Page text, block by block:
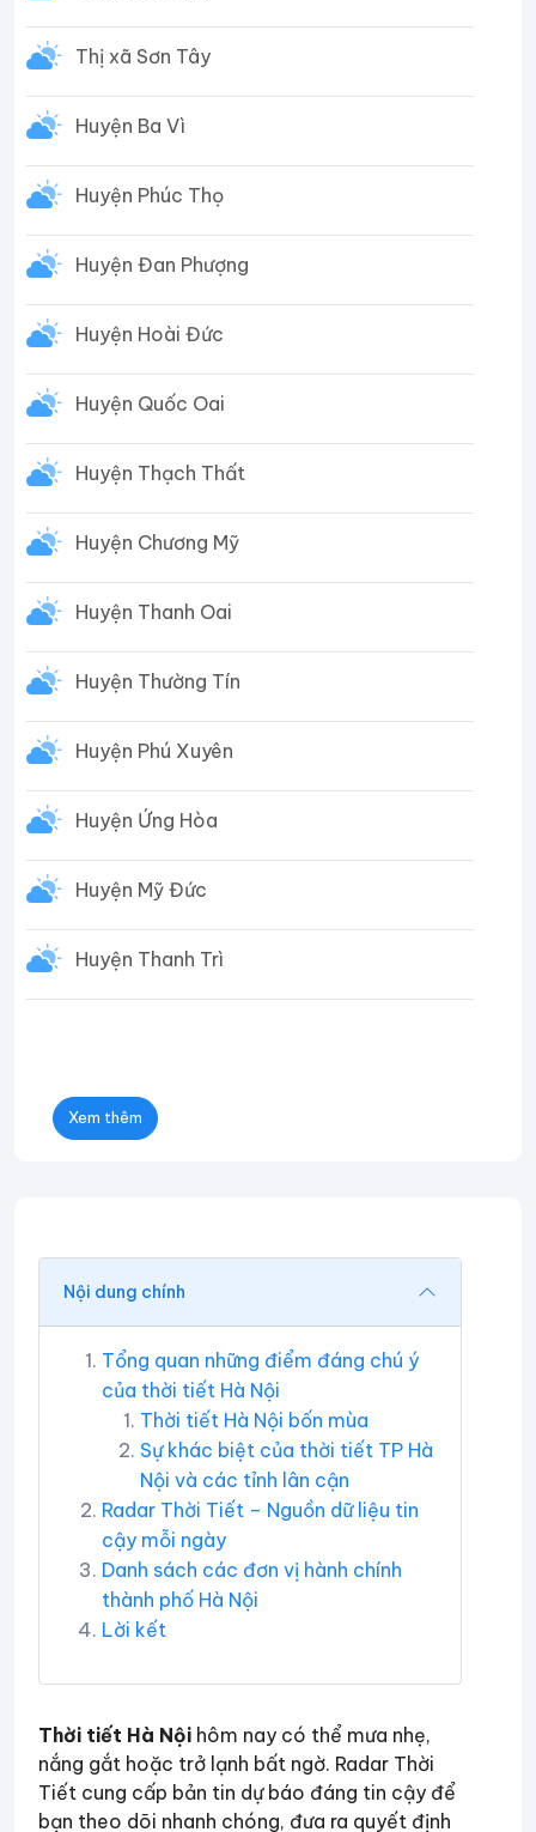
Thị xã Sơn Tây
Huyện Ba Vì
Huyện Phúc Thọ
Huyện Đan Phượng
Huyện Hoài Đức
Huyện Quốc Oai
Huyện Thạch Thất
Huyện Chương Mỹ
Huyện Thanh Oai
Huyện Thường Tín
Huyện Phú Xuyên
Huyện Ứng Hòa
Huyện Mỹ Đức
Huyện Thanh Trì
Xem thêm
Nội dung chính
Tổng quan những điểm đáng chú ý
của thời tiết Hà Nội
Thời tiết Hà Nội bốn mùa
Sự khác biệt của thời tiết TP Hà
Nội và các tỉnh lân cận
Radar Thời Tiết – Nguồn dữ liệu tin
cậy mỗi ngày
Danh sách các đơn vị hành chính
thành phố Hà Nội
Lời kết
Thời tiết Hà Nội hôm nay có thể mưa nhẹ,
nắng gắt hoặc trở lạnh bất ngờ. Radar Thời
Tiết cung cấp bản tin dự báo đáng tin cậy để
bạn theo dõi nhanh chóng, đưa ra quyết định